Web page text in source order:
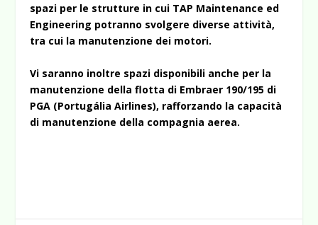
spazi per le strutture in cui TAP Maintenance ed
Engineering potranno svolgere diverse attività,
tra cui la manutenzione dei motori.
Vi saranno inoltre spazi disponibili anche per la
manutenzione della flotta di Embraer 190/195 di
PGA (Portugália Airlines), rafforzando la capacità
di manutenzione della compagnia aerea.